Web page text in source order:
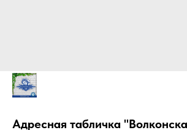
Адресная табличка